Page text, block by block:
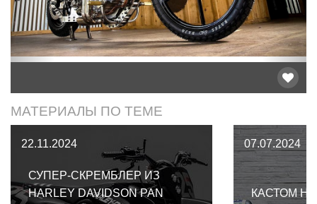
МАТЕРИАЛЫ ПО ТЕМЕ
22.11.2024
СУПЕР-СКРЕМБЛЕР ИЗ
HARLEY DAVIDSON PAN
07.07.2024
КАСТОМ